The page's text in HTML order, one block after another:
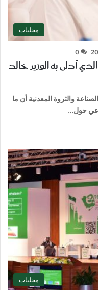
محليات
0
أدلى به الوزير خالد
والثروة المعدنية أن ما
حول…
محليات